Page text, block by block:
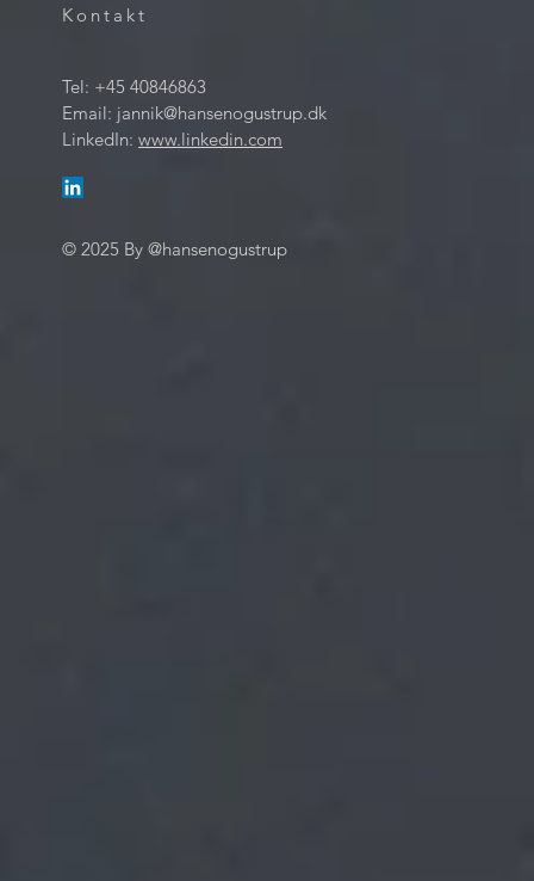
Kontakt
Tel: +45 40846863
Email: jannik@hansenogustrup.dk
LinkedIn: www.linkedin.com
© 2025 By @hansenogustrup